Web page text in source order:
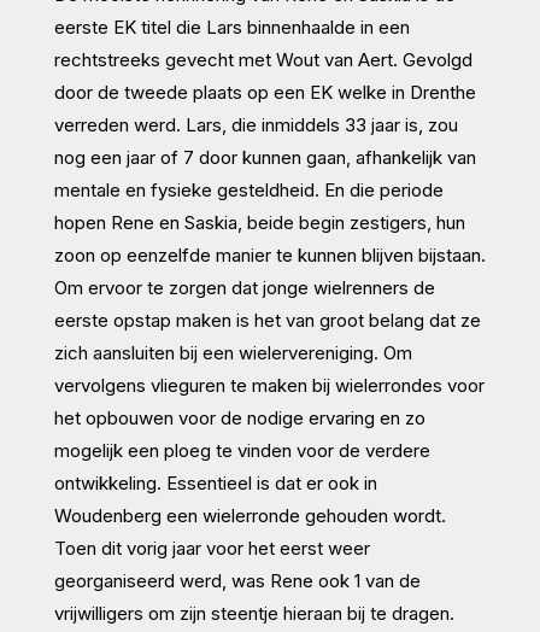
eerste EK titel die Lars binnenhaalde in een
rechtstreeks gevecht met Wout van Aert. Gevolgd
door de tweede plaats op een EK welke in Drenthe
verreden werd. Lars, die inmiddels 33 jaar is, zou
nog een jaar of 7 door kunnen gaan, afhankelijk van
mentale en fysieke gesteldheid. En die periode
hopen Rene en Saskia, beide begin zestigers, hun
zoon op eenzelfde manier te kunnen blijven bijstaan.
Om ervoor te zorgen dat jonge wielrenners de
eerste opstap maken is het van groot belang dat ze
zich aansluiten bij een wielervereniging. Om
vervolgens vlieguren te maken bij wielerrondes voor
het opbouwen voor de nodige ervaring en zo
mogelijk een ploeg te vinden voor de verdere
ontwikkeling. Essentieel is dat er ook in
Woudenberg een wielerronde gehouden wordt.
Toen dit vorig jaar voor het eerst weer
georganiseerd werd, was Rene ook 1 van de
vrijwilligers om zijn steentje hieraan bij te dragen.